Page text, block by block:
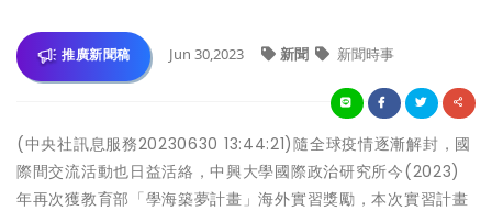
推廣新聞稿 Jun 30,2023 新聞 新聞時事
(中央社訊息服務20230630 13:44:21)隨全球疫情逐漸解封，國
際間交流活動也日益活絡，中興大學國際政治研究所今(2023)
年再次獲教育部「學海築夢計畫」海外實習獎勵，本次實習計畫